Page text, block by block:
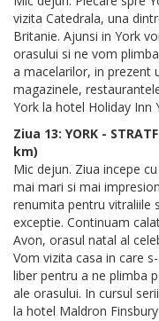
vizita Catedrala, una
Britanie. Ajunsi in York
orasului si ne vom
a macelarilor, in prezent
magazinele,
York la hotel Holiday Inn
Ziua 13: YORK -
km)
Mic dejun. Ziua incepe
mai mari si mai
renumita pentru vitraliile
exceptie. Continuam
Avon, orasul natal al
Vom vizita casa in care
liber pentru a ne plimba
ale orasului. In cursul
la hotel Maldron